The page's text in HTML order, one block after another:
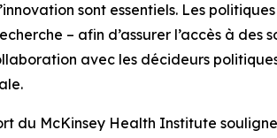
sont essentiels. Les
– afin d’assurer l’accès à des
avec les décideurs
du McKinsey Health Institute